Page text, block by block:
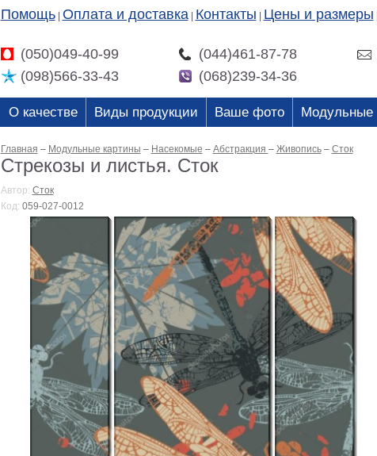
Помощь Оплата и доставка Контакты Цены и размеры
(050)049-40-99 (044)461-87-78
(098)566-33-43
(068)239-34-36
О качестве Виды продукции Ваше фото Модульные
Главная – Модульные картины – Насекомые – Абстракция – Живопись – Сток
Стрекозы и листья. Сток
Автор: Сток
Код: 059-027-0012